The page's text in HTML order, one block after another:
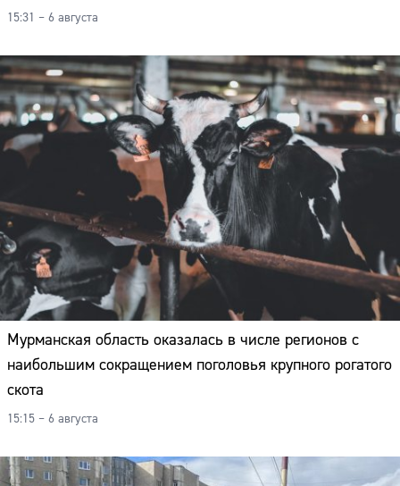
15:31 – 6 августа
Мурманская область оказалась в числе регионов с
наибольшим сокращением поголовья крупного рогатого
скота
15:15 – 6 августа